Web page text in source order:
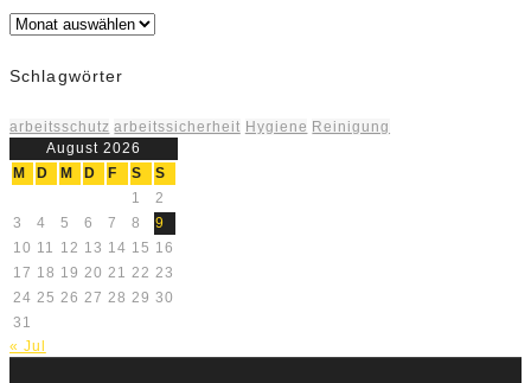
Archiv
Schlagwörter
arbeitsschutz arbeitssicherheit Hygiene Reinigung
August 2026
M
D M D F S
S
1
2
3
4 5 6 7 8
9
10 11 12 13 14 15 16
17 18 19 20 21 22 23
24 25 26 27 28 29 30
31
« Jul